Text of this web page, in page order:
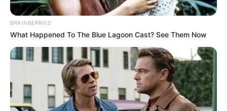
BRAINBERRIES
What Happened To The Blue Lagoon Cast? See Them Now